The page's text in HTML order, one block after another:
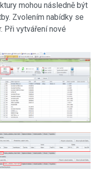
mohou následně být
Zvolením nabídky se
Při vytváření nové